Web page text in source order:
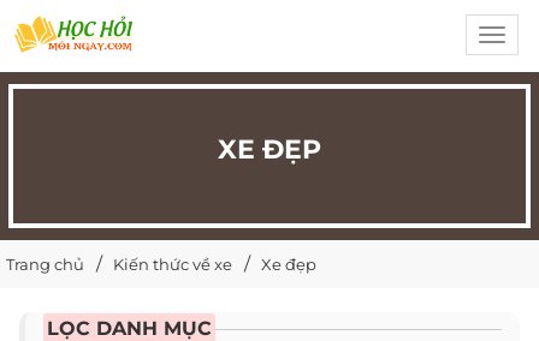
XE ĐẸP
Trang chủ Kiến thức về xe Xe đẹp
LỌC DANH MỤC